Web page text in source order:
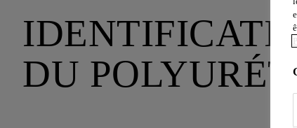
DU